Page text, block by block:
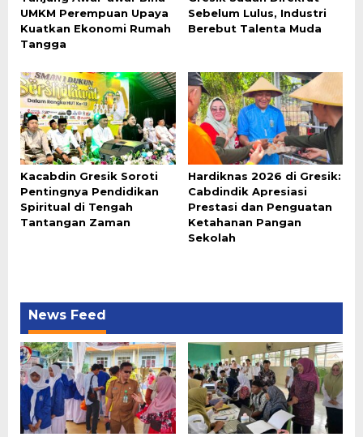
UMKM Perempuan Upaya
Kuatkan Ekonomi Rumah
Tangga
Sebelum Lulus, Industri
Berebut Talenta Muda
Kacabdin Gresik Soroti
Pentingnya Pendidikan
Spiritual di Tengah
Tantangan Zaman
Hardiknas 2026 di Gresik:
Cabdindik Apresiasi
Prestasi dan Penguatan
Ketahanan Pangan
Sekolah
News Feed